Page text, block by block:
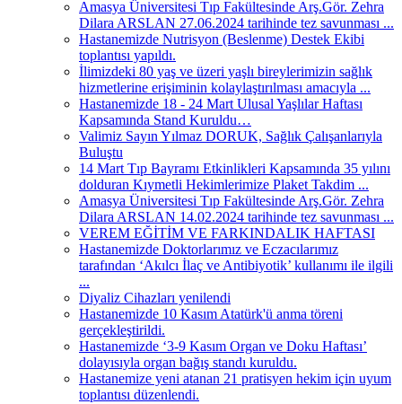
Amasya Üniversitesi Tıp Fakültesinde Arş.Gör. Zehra
Dilara ARSLAN 27.06.2024 tarihinde tez savunması ...
Hastanemizde Nutrisyon (Beslenme) Destek Ekibi
toplantısı yapıldı.
İlimizdeki 80 yaş ve üzeri yaşlı bireylerimizin sağlık
hizmetlerine erişiminin kolaylaştırılması amacıyla ...
Hastanemizde 18 - 24 Mart Ulusal Yaşlılar Haftası
Kapsamında Stand Kuruldu…
Valimiz Sayın Yılmaz DORUK, Sağlık Çalışanlarıyla
Buluştu
14 Mart Tıp Bayramı Etkinlikleri Kapsamında 35 yılını
dolduran Kıymetli Hekimlerimize Plaket Takdim ...
Amasya Üniversitesi Tıp Fakültesinde Arş.Gör. Zehra
Dilara ARSLAN 14.02.2024 tarihinde tez savunması ...
VEREM EĞİTİM VE FARKINDALIK HAFTASI
Hastanemizde Doktorlarımız ve Eczacılarımız
tarafından ‘Akılcı İlaç ve Antibiyotik’ kullanımı ile ilgili
...
Diyaliz Cihazları yenilendi
Hastanemizde 10 Kasım Atatürk'ü anma töreni
gerçekleştirildi.
Hastanemizde ‘3-9 Kasım Organ ve Doku Haftası’
dolayısıyla organ bağış standı kuruldu.
Hastanemize yeni atanan 21 pratisyen hekim için uyum
toplantısı düzenlendi.